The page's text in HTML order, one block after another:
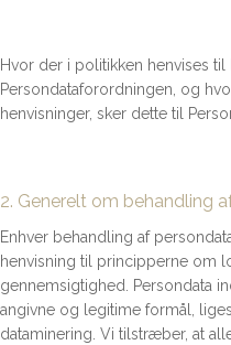
Hvor der i politikken henvises
Persondataforordningen, og
henvisninger, sker dette til
2. Generelt om behandling
Enhver behandling af
henvisning til principperne om
gennemsigtighed. Persondata
angivne og legitime formål,
dataminering. Vi tilstræber, at